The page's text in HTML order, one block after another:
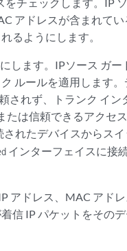
アドレスが含まれてい
るようにします。
します。IPソース ガー
ルールを適用します。
されず、トランク イ
は信頼できるアクセ
れたデバイスからス
インターフェイスに接
アドレス、MAC アド
信 IP パケットをその